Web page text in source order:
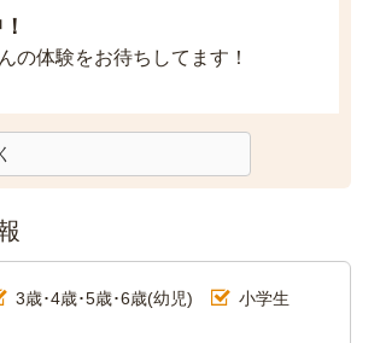
の体験をお待ちしてます！
3歳･4歳･5歳･6歳(幼児)
小学生